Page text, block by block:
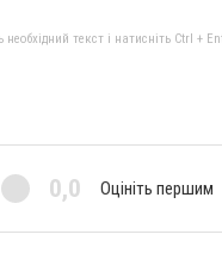
текст і натисніть Ctrl +
0,0 Оцініть першим